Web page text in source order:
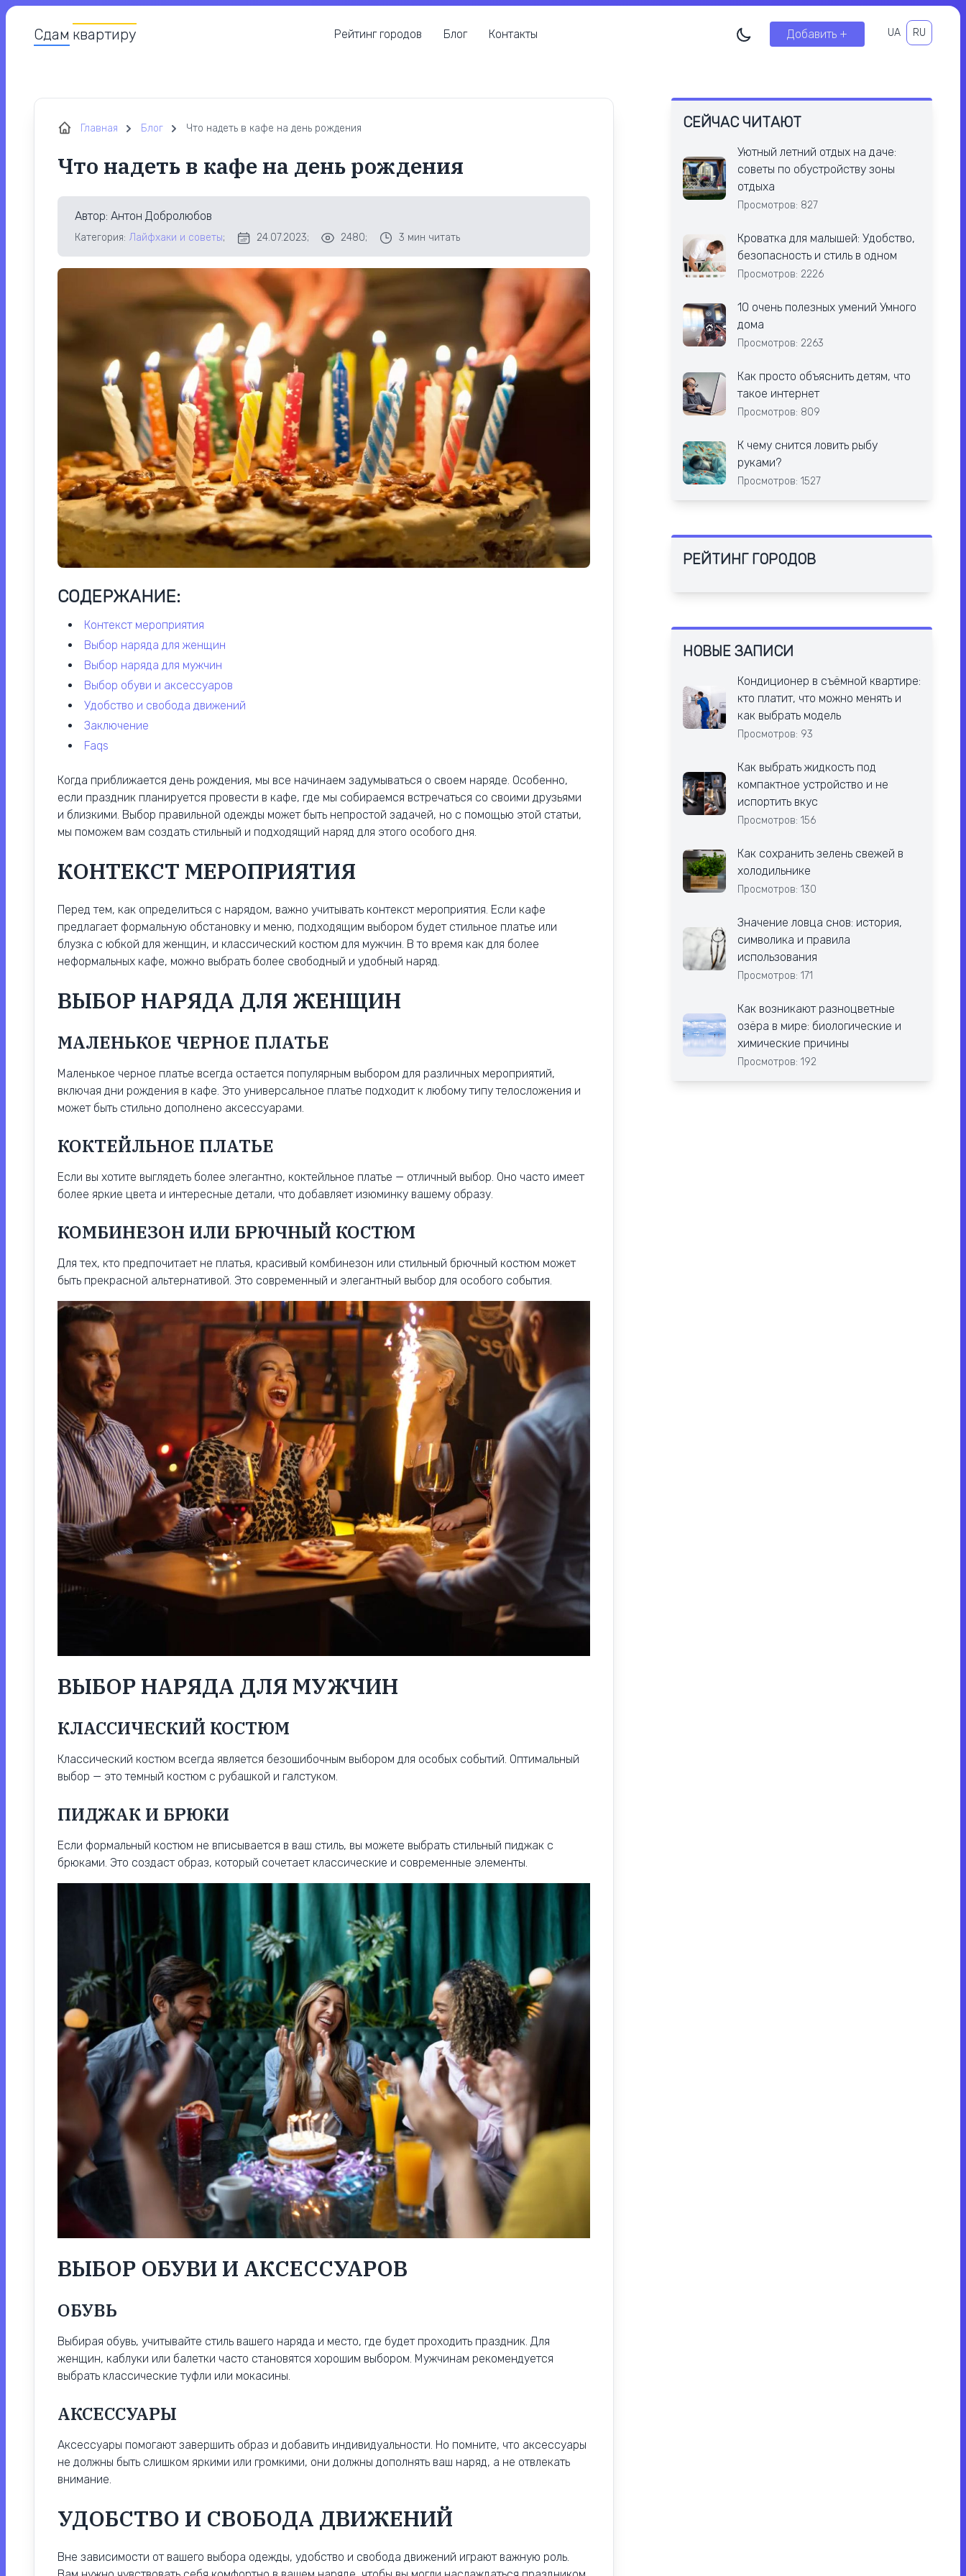
Сдам квартиру Рейтинг городов Блог Контакты Добавить + UA RU
Главная Блог Что надеть в кафе на день рождения
Что надеть в кафе на день рождения
Автор: Антон Добролюбов
Категория: Лайфхаки и советы; 24.07.2023; 2480; 3 мин читать
СОДЕРЖАНИЕ:
контекст мероприятия
выбор наряда для женщин
выбор наряда для мужчин
выбор обуви и аксессуаров
удобство и свобода движений
заключение
faqs
Когда приближается день рождения, мы все начинаем задумываться о своем наряде. Особенно,
если праздник планируется провести в кафе, где мы собираемся встречаться со своими друзьями
и близкими. Выбор правильной одежды может быть непростой задачей, но с помощью этой статьи,
мы поможем вам создать стильный и подходящий наряд для этого особого дня.
КОНТЕКСТ МЕРОПРИЯТИЯ
Перед тем, как определиться с нарядом, важно учитывать контекст мероприятия. Если кафе
предлагает формальную обстановку и меню, подходящим выбором будет стильное платье или
блузка с юбкой для женщин, и классический костюм для мужчин. В то время как для более
неформальных кафе, можно выбрать более свободный и удобный наряд.
ВЫБОР НАРЯДА ДЛЯ ЖЕНЩИН
МАЛЕНЬКОЕ ЧЕРНОЕ ПЛАТЬЕ
Маленькое черное платье всегда остается популярным выбором для различных мероприятий,
включая дни рождения в кафе. Это универсальное платье подходит к любому типу телосложения и
может быть стильно дополнено аксессуарами.
КОКТЕЙЛЬНОЕ ПЛАТЬЕ
Если вы хотите выглядеть более элегантно, коктейльное платье — отличный выбор. Оно часто имеет
более яркие цвета и интересные детали, что добавляет изюминку вашему образу.
КОМБИНЕЗОН ИЛИ БРЮЧНЫЙ КОСТЮМ
Для тех, кто предпочитает не платья, красивый комбинезон или стильный брючный костюм может
быть прекрасной альтернативой. Это современный и элегантный выбор для особого события.
ВЫБОР НАРЯДА ДЛЯ МУЖЧИН
КЛАССИЧЕСКИЙ КОСТЮМ
Классический костюм всегда является безошибочным выбором для особых событий. Оптимальный
выбор — это темный костюм с рубашкой и галстуком.
ПИДЖАК И БРЮКИ
Если формальный костюм не вписывается в ваш стиль, вы можете выбрать стильный пиджак с
брюками. Это создаст образ, который сочетает классические и современные элементы.
ВЫБОР ОБУВИ И АКСЕССУАРОВ
ОБУВЬ
Выбирая обувь, учитывайте стиль вашего наряда и место, где будет проходить праздник. Для
женщин, каблуки или балетки часто становятся хорошим выбором. Мужчинам рекомендуется
выбрать классические туфли или мокасины.
АКСЕССУАРЫ
Аксессуары помогают завершить образ и добавить индивидуальности. Но помните, что аксессуары
не должны быть слишком яркими или громкими, они должны дополнять ваш наряд, а не отвлекать
внимание.
УДОБСТВО И СВОБОДА ДВИЖЕНИЙ
Вне зависимости от вашего выбора одежды, удобство и свобода движений играют важную роль.
СЕЙЧАС ЧИТАЮТ
Уютный летний отдых на даче:
советы по обустройству зоны
отдыха
Просмотров: 827
Кроватка для малышей: Удобство,
безопасность и стиль в одном
Просмотров: 2226
10 очень полезных умений Умного
дома
Просмотров: 2263
Как просто объяснить детям, что
такое интернет
Просмотров: 809
К чему снится ловить рыбу
руками?
Просмотров: 1527
РЕЙТИНГ ГОРОДОВ
НОВЫЕ ЗАПИСИ
Кондиционер в съёмной квартире:
кто платит, что можно менять и
как выбрать модель
Просмотров: 93
Как выбрать жидкость под
компактное устройство и не
испортить вкус
Просмотров: 156
Как сохранить зелень свежей в
холодильнике
Просмотров: 130
Значение ловца снов: история,
символика и правила
использования
Просмотров: 171
Как возникают разноцветные
озёра в мире: биологические и
химические причины
Просмотров: 192